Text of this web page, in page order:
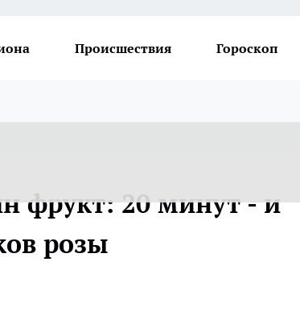
Происшествия Гороскоп
фрукт: 20 минут - и
розы